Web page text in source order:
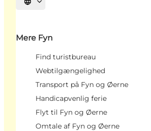
Vælg sprog
Mere Fyn
Find turistbureau
Webtilgængelighed
Transport på Fyn og Øerne
Handicapvenlig ferie
Flyt til Fyn og Øerne
Omtale af Fyn og Øerne